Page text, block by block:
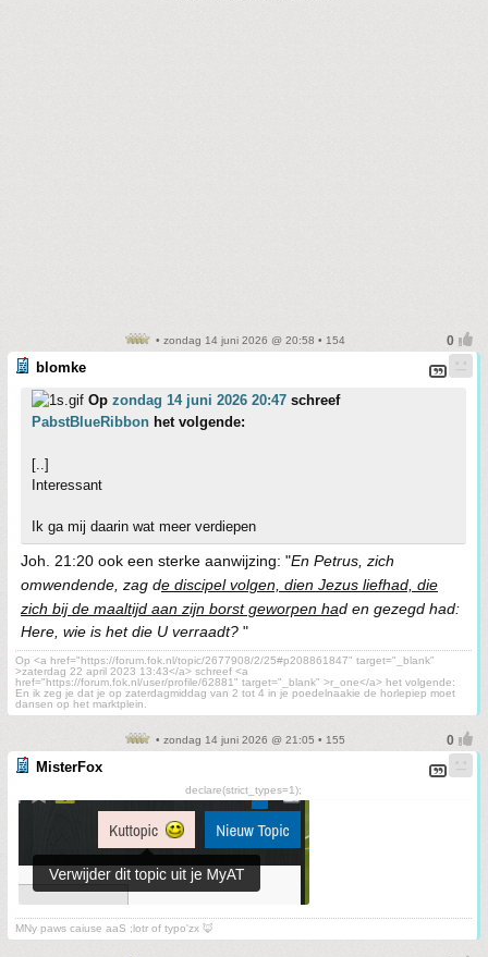
• zondag 14 juni 2026 @ 20:58 • 154
blomke
Op zondag 14 juni 2026 20:47 schreef
PabstBlueRibbon het volgende:
[..]
Interessant
Ik ga mij daarin wat meer verdiepen
Joh. 21:20 ook een sterke aanwijzing: "En Petrus, zich
omwendende, zag de discipel volgen, dien Jezus liefhad, die
zich bij de maaltijd aan zijn borst geworpen had en gezegd had:
Here, wie is het die U verraadt? "
Op <a href="https://forum.fok.nl/topic/2677908/2/25#p208861847" target="_blank"
>zaterdag 22 april 2023 13:43</a> schreef <a
href="https://forum.fok.nl/user/profile/62881" target="_blank" >r_one</a> het volgende:
En ik zeg je dat je op zaterdagmiddag van 2 tot 4 in je poedelnaakie de horlepiep moet
dansen op het marktplein.
• zondag 14 juni 2026 @ 21:05 • 155
MisterFox
declare(strict_types=1);
MNy paws caiuse aaS ;lotr of typo'zx 🦊